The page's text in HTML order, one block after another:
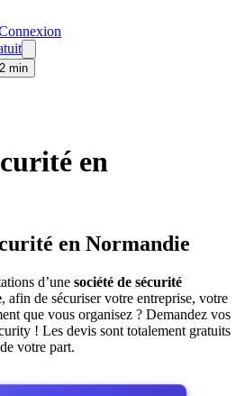
min
en
en Normandie
d’une société de sécurité
, afin de sécuriser votre entreprise, votre
que vous organisez ? Demandez vos
! Les devis sont totalement gratuits
votre part.